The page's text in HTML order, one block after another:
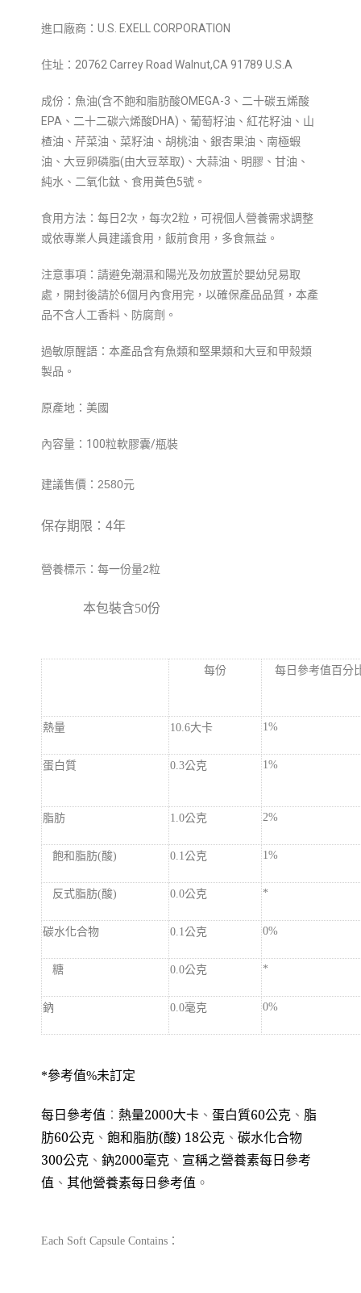
進口廠商：U.S. EXELL CORPORATION
住址：20762 Carrey Road Walnut,CA 91789 U.S.A
成份：魚油(含不飽和脂肪酸OMEGA-3、二十碳五烯酸
EPA、二十二碳六烯酸DHA)、葡萄籽油、紅花籽油、山
楂油、芹菜油、菜籽油、胡桃油、銀杏果油、南極蝦
油、大豆卵磷脂(由大豆萃取)、大蒜油、明膠、甘油、
純水、二氧化鈦、食用黃色5號。
食用方法：每日2次，每次2粒，可視個人營養需求調整
或依專業人員建議食用，飯前食用，多食無益。
注意事項：請避免潮濕和陽光及勿放置於嬰幼兒易取
處，開封後請於6個月內食用完，以確保產品品質，本產
品不含人工香料、防腐劑。
過敏原醒語：本產品含有魚類和堅果類和大豆和甲殼類
製品。
原產地：美國
內容量：100粒軟膠囊/瓶裝
建議售價 ：2580元
保存期限 ：4年
營養標示 ：每一份量2粒
本包裝含50份
每份 每日參考值百分
熱量 10.6大卡 1%
蛋白質 0.3公克 1%
脂肪 1.0公克 2%
飽和脂肪(酸) 0.1公克 1%
反式脂肪(酸) 0.0公克 *
碳水化合物 0.1公克 0%
糖 0.0公克 *
鈉 0.0毫克 0%
*參考值%未訂定
每日參考值 ： 熱量2000大卡 、蛋白質60公克 、 脂
肪60公克 、飽和脂肪(酸) 18公克 、碳水化合物
300公克 、鈉2000毫克 、 宣稱之營養素每日參考
值 、其他營養素每日參考值 。
Each Soft Capsule Contains ：